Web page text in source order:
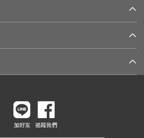
加好友 追蹤我們